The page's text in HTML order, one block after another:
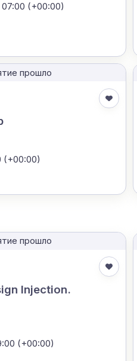
(+00:00)
прошло
(+00:00)
прошло
Injection.
(+00:00)